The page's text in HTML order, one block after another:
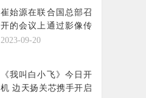
崔始源在联合国总部召
开的会议上通过影像传
达了特别信息，吸引关
2023-09-20
《我叫白小飞》今日开
机 边天扬关芯携手开启